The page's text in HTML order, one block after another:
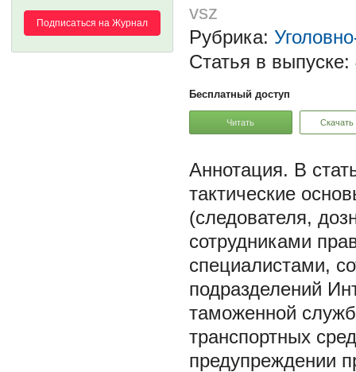
Подписаться на Журнал
vsz
Рубрика:
Статья в выпуске:
Бесплатный доступ
Читать Скачать
В
тактические
(следователя,
сотрудниками
специалистами,
подразделений
таможенной
транспортных
предупреждении